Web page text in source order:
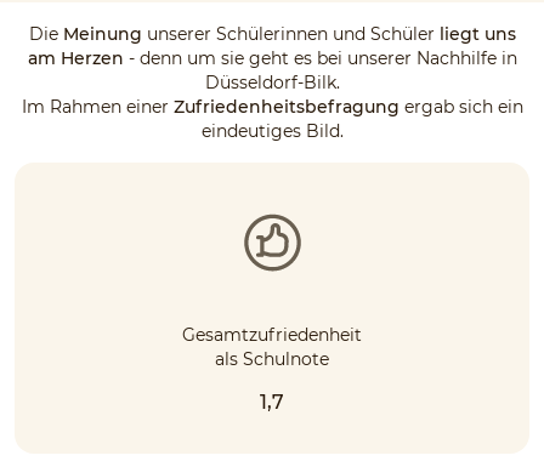
Die Meinung unserer Schülerinnen und Schüler liegt uns
am Herzen - denn um sie geht es bei unserer Nachhilfe in
Düsseldorf-Bilk.
Im Rahmen einer Zufriedenheitsbefragung ergab sich ein
eindeutiges Bild.
Gesamtzufriedenheit
als Schulnote
1,7